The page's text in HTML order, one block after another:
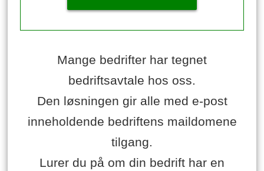
Mange bedrifter har tegnet
bedriftsavtale hos oss.
Den løsningen gir alle med e-post
inneholdende bedriftens maildomene
tilgang.
Lurer du på om din bedrift har en